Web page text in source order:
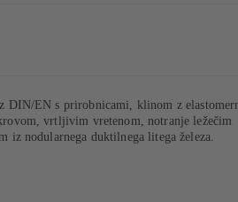
DIN/EN s prirobnicami, klinom z
vrtljivim vretenom, notranje ležečim
iz nodularnega duktilnega litega železa.